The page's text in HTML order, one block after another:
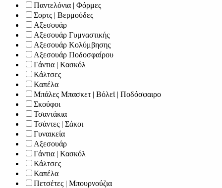
Παντελόνια | Φόρμες
Σορτς | Βερμούδες
Αξεσουάρ
Αξεσουάρ Γυμναστικής
Αξεσουάρ Κολύμβησης
Αξεσουάρ Ποδοσφαίρου
Γάντια | Κασκόλ
Κάλτσες
Καπέλα
Μπάλες Μπασκετ | Βόλεϊ | Ποδόσφαιρο
Σκούφοι
Τσαντάκια
Τσάντες | Σάκοι
Γυναικεία
Αξεσουάρ
Γάντια | Κασκόλ
Κάλτσες
Καπέλα
Πετσέτες | Μπουρνούζια